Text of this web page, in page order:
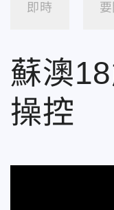
即時 要
蘇澳
操控